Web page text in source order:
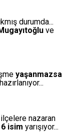
durumda...
ve
yaşanmazsa
hazırlanıyor...
nazaran
6 isim yarışıyor...